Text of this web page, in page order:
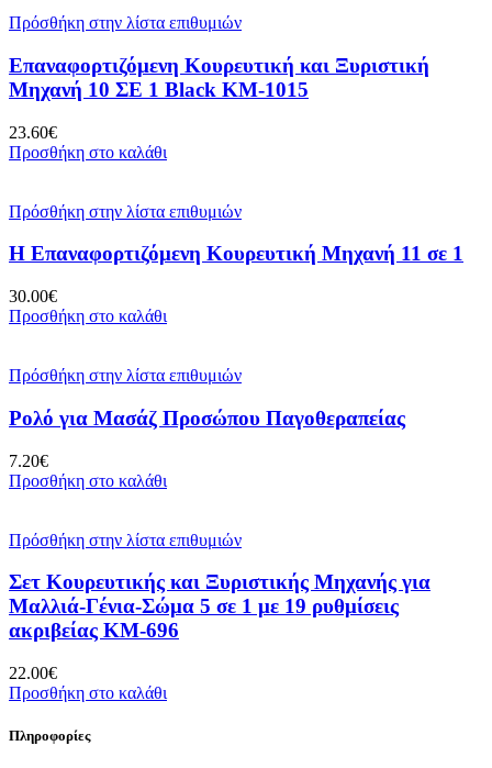
Πρόσθήκη στην λίστα επιθυμιών
Επαναφορτιζόμενη Κουρευτική και Ξυριστική
Μηχανή 10 ΣΕ 1 Black KM-1015
23.60€
Προσθήκη στο καλάθι
Πρόσθήκη στην λίστα επιθυμιών
Η Επαναφορτιζόμενη Κουρευτική Μηχανή 11 σε 1
30.00€
Προσθήκη στο καλάθι
Πρόσθήκη στην λίστα επιθυμιών
Ρολό για Μασάζ Προσώπου Παγοθεραπείας
7.20€
Προσθήκη στο καλάθι
Πρόσθήκη στην λίστα επιθυμιών
Σετ Κουρευτικής και Ξυριστικής Μηχανής για
Μαλλιά-Γένια-Σώμα 5 σε 1 με 19 ρυθμίσεις
ακριβείας KM-696
22.00€
Προσθήκη στο καλάθι
Πληροφορίες